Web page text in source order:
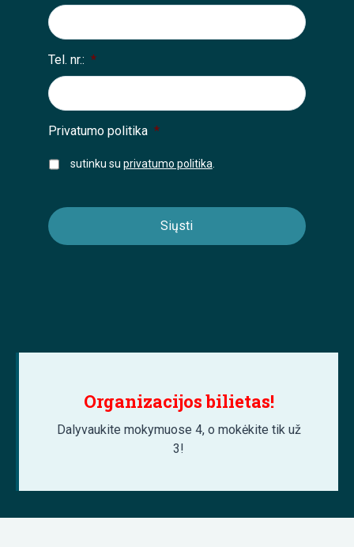
Tel. nr.: *
Privatumo politika *
sutinku su privatumo politika
Organizacijos bilietas!
Dalyvaukite mokymuose 4, o mokėkite tik už
3!